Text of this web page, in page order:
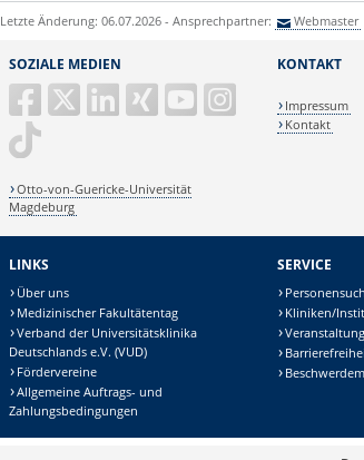
Letzte Änderung: 06.07.2026 - Ansprechpartner: Webmaster
SOZIALE MEDIEN
Otto-von-Guericke-Universität
Magdeburg
KONTAKT
Impressum
Kontakt
LINKS
Über uns
Medizinischer Fakultätentag
Verband der Universitätsklinika
Deutschlands e.V. (VUD)
Fördervereine
Allgemeine Auftrags- und
Zahlungsbedingungen
SERVICE
Kliniken/